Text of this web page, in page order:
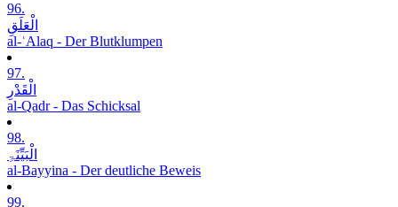
96.
الْعَلَقِ
al-ʿAlaq - Der Blutklumpen
97.
الْقَدْرِ
al-Qadr - Das Schicksal
98.
الْبَیِّنَۃِ
al-Bayyina - Der deutliche Beweis
99.